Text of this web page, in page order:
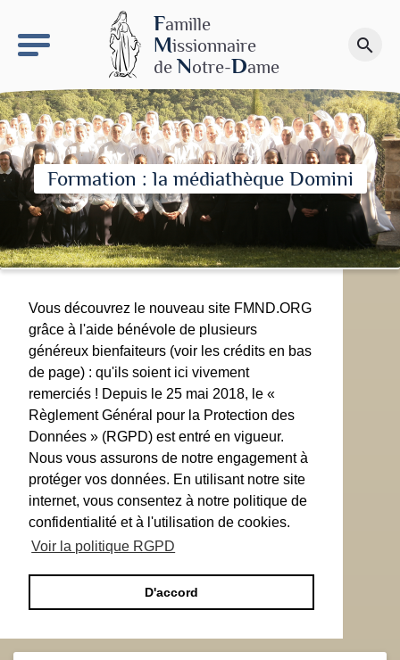
Famille
Missionnaire
de Notre-Dame
search
Faire un don
Formation : la médiathèque Domini
Vous découvrez le nouveau site FMND.ORG
grâce à l'aide bénévole de plusieurs
généreux bienfaiteurs (voir les crédits en bas
de page) : qu'ils soient ici vivement
remerciés ! Depuis le 25 mai 2018, le «
Règlement Général pour la Protection des
Données » (RGPD) est entré en vigueur.
Nous vous assurons de notre engagement à
protéger vos données. En utilisant notre site
internet, vous consentez à notre politique de
confidentialité et à l'utilisation de cookies.
Voir la politique RGPD
D'accord